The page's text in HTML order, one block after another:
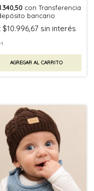
con Transferencia
bancario
$10.996,67 sin interés
AGREGAR AL CARRITO